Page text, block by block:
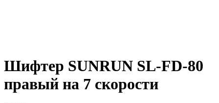
Шифтер SUNRUN SL-FD-80
правый на 7 скорости